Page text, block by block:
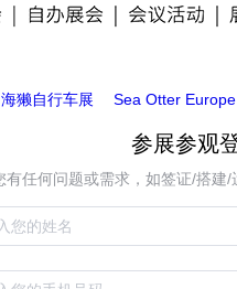
海獭自行车展 Sea Otter Europe